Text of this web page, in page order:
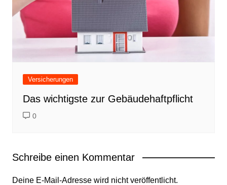
Versicherungen
Das wichtigste zur Gebäudehaftpflicht
0
Schreibe einen Kommentar
Deine E-Mail-Adresse wird nicht veröffentlicht.